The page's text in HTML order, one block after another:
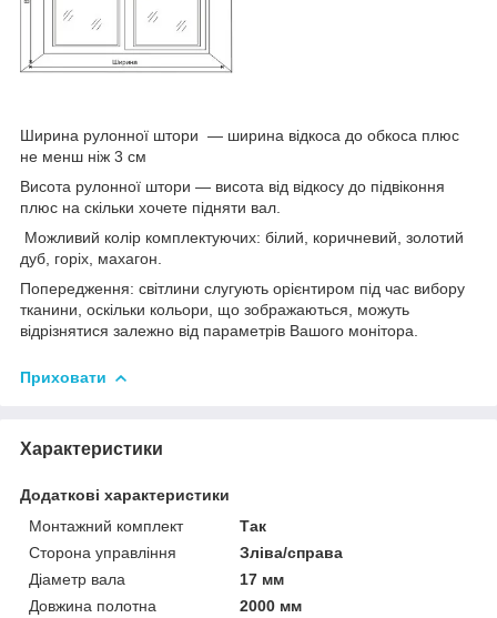
Ширина рулонної штори ― ширина відкоса до обкоса плюс
не менш ніж 3 см
Висота рулонної штори — висота від відкосу до підвіконня
плюс на скільки хочете підняти вал.
Можливий колір комплектуючих: білий, коричневий, золотий
дуб, горіх, махагон.
Попередження: світлини слугують орієнтиром під час вибору
тканини, оскільки кольори, що зображаються, можуть
відрізнятися залежно від параметрів Вашого монітора.
Приховати
Характеристики
Додаткові характеристики
Монтажний комплект
Так
Сторона управління
Зліва/справа
Діаметр вала
17 мм
Довжина полотна
2000 мм